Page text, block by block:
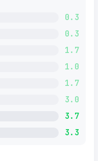
0.3
0.3
1.7
1.0
1.7
3.0
3.7
3.3